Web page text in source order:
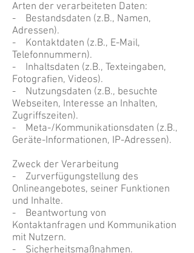
Arten der verarbeiteten Daten:
- Bestandsdaten (z.B., Namen,
Adressen).
- Kontaktdaten (z.B., E-Mail,
Telefonnummern).
- Inhaltsdaten (z.B., Texteingaben,
Fotografien, Videos).
- Nutzungsdaten (z.B., besuchte
Webseiten, Interesse an Inhalten,
Zugriffszeiten).
- Meta-/Kommunikationsdaten (z.B.,
Geräte-Informationen, IP-Adressen).
Zweck der Verarbeitung
- Zurverfügungstellung des
Onlineangebotes, seiner Funktionen
und Inhalte.
- Beantwortung von
Kontaktanfragen und Kommunikation
mit Nutzern.
- Sicherheitsmaßnahmen.